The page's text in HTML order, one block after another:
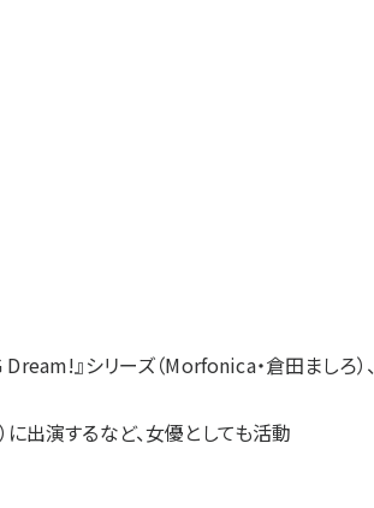
』シリーズ（Morfonica・倉田ましろ）
に出演するなど、女優としても活動